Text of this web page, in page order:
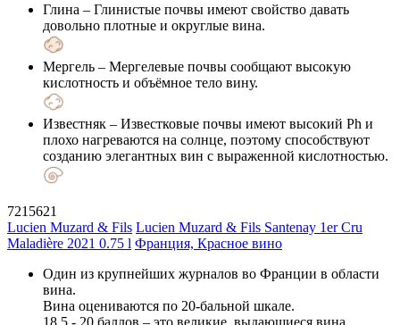
Глина – Глинистые почвы имеют свойство давать
довольно плотные и округлые вина.
Мергель – Мергелевые почвы сообщают высокую
кислотность и объёмное тело вину.
Известняк – Известковые почвы имеют высокий Ph и
плохо нагреваются на солнце, поэтому способствуют
созданию элегантных вин с выраженной кислотностью.
7215621
Lucien Muzard & Fils Lucien Muzard & Fils Santenay 1er Cru
Maladière 2021 0.75 l Франция, Красное вино
Один из крупнейших журналов во Франции в области
вина.
Вина оцениваются по 20-бальной шкале.
18,5 - 20 баллов – это великие, выдающиеся вина.